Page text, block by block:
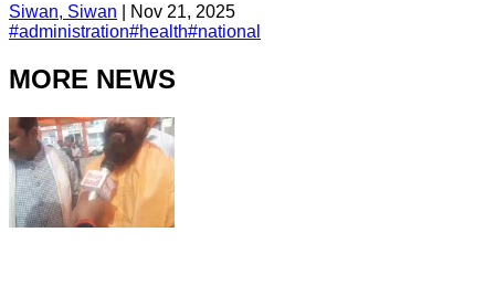
Siwan, Siwan
Nov 21, 2025
#administration#health#national
MORE NEWS